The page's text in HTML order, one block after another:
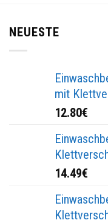
NEUESTE
mit
12.80€
14.49€